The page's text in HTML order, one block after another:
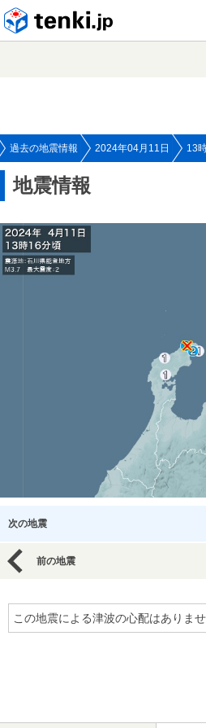
過去の地震情報 2024年04月11日 13
地震情報
次の地震
前の地震
この地震による津波の心配はありませ